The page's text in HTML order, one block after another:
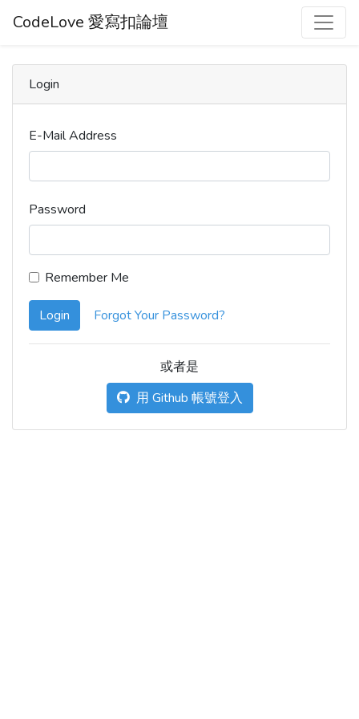
CodeLove 愛寫扣論壇
Login
E-Mail Address
Password
Remember Me
Login Forgot Your Password?
或者是
用 Github 帳號登入